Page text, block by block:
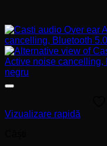
Vizualizare rapidă